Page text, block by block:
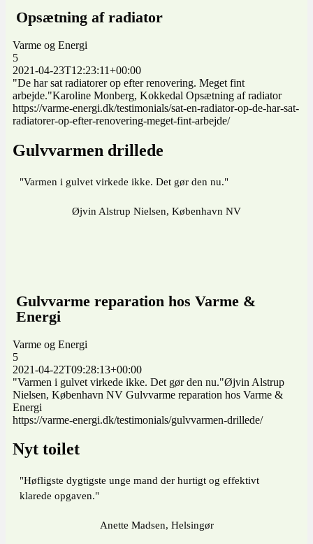
Opsætning af radiator
Varme og Energi
5
2021-04-23T12:23:11+00:00
"De har sat radiatorer op efter renovering. Meget fint
arbejde."Karoline Monberg, Kokkedal Opsætning af radiator
https://varme-energi.dk/testimonials/sat-en-radiator-op-de-har-sat-
radiatorer-op-efter-renovering-meget-fint-arbejde/
Gulvvarmen drillede
"Varmen i gulvet virkede ikke. Det gør den nu."
Øjvin Alstrup Nielsen, København NV
Gulvvarme reparation hos Varme &
Energi
Varme og Energi
5
2021-04-22T09:28:13+00:00
"Varmen i gulvet virkede ikke. Det gør den nu."Øjvin Alstrup
Nielsen, København NV Gulvvarme reparation hos Varme &
Energi
https://varme-energi.dk/testimonials/gulvvarmen-drillede/
Nyt toilet
"Høfligste dygtigste unge mand der hurtigt og effektivt
klarede opgaven."
Anette Madsen, Helsingør